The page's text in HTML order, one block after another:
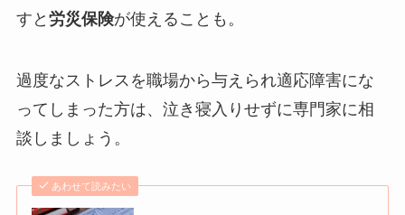
すと 労災保険が使えることも。
過度なストレスを職場から与えられ適応障害にな
ってしまった方は、泣き寝入りせずに専門家に相
談しましょう。
あわせて読みたい